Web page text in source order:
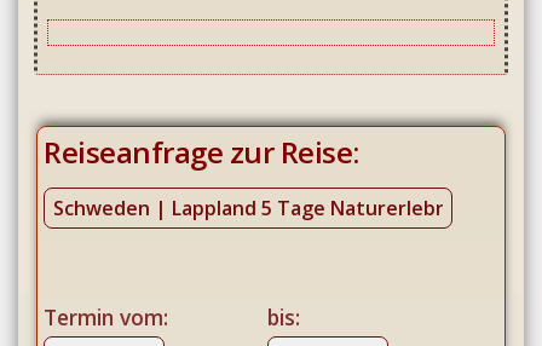
Reiseanfrage zur Reise:
Termin vom: bis: